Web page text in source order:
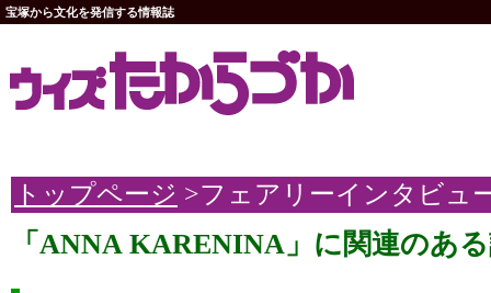
宝塚から文化を発信する情報誌
トップページ >フェアリーインタビュ
「ANNA KARENINA」に関連のあ